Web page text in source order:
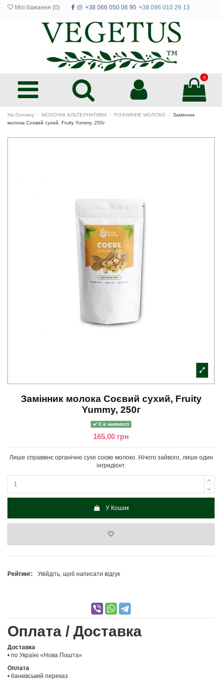
Мої бажання (0) +38 066 050 06 90 +38 096 010 29 13
0
На Головну МОЛОЧНІ АЛЬТЕРНАТИВИ РОЗЧИННЕ МОЛОКО
Замінник
молока Соєвий сухий, Fruity Yummy, 250г
Замінник молока Соєвий сухий, Fruity
Yummy, 250г
Є в наявності
165,00 грн
Лише справжнє органічне сухе соєве молоко. Нічого зайвого, лише один
інгридієнт.
У Кошик
Рейтинг: Увійдіть, щоб написати відгук
Оплата / Доставка
Доставка
• по Україні «Нова Пошта»
Оплата
• банківський переказ